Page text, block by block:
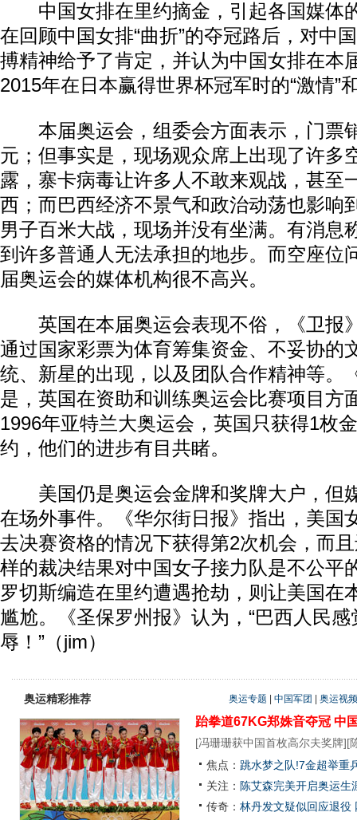
中国女排在里约摘金，引起各国媒体
在回顾中国女排“曲折”的夺冠路后，对中
搏精神给予了肯定，并认为中国女排在本
2015年在日本赢得世界杯冠军时的“激情”
本届奥运会，组委会方面表示，门票
元；但事实是，现场观众席上出现了许多
露，寨卡病毒让许多人不敢来观战，甚至
西；而巴西经济不景气和政治动荡也影响
男子百米大战，现场并没有坐满。有消息
到许多普通人无法承担的地步。而空座位
届奥运会的媒体机构很不高兴。
英国在本届奥运会表现不俗，《卫报
通过国家彩票为体育筹集资金、不妥协的
统、新星的出现，以及团队合作精神等。
是，英国在资助和训练奥运会比赛项目方
1996年亚特兰大奥运会，英国只获得1枚
约，他们的进步有目共睹。
美国仍是奥运会金牌和奖牌大户，但
在场外事件。《华尔街日报》指出，美国
去决赛资格的情况下获得第2次机会，而
样的裁决结果对中国女子接力队是不公平
罗切斯编造在里约遭遇抢劫，则让美国在
尴尬。《圣保罗州报》认为，“巴西人民
辱！”（jim）
奥运精彩推荐 奥运专题 中国军团 奥运视频
跆拳道67KG郑姝音夺冠 中
[冯珊珊获中国首枚高尔夫奖牌][
焦点： 跳水梦之队!7金超举重
关注： 陈艾森完美开启奥运
传奇： 林丹发文疑似回应退役